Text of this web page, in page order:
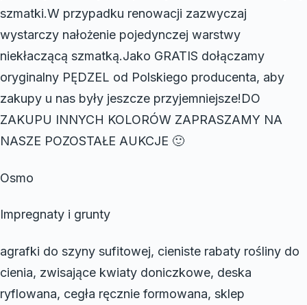
szmatki.W przypadku renowacji zazwyczaj
wystarczy nałożenie pojedynczej warstwy
niekłaczącą szmatką.Jako GRATIS dołączamy
oryginalny PĘDZEL od Polskiego producenta, aby
zakupy u nas były jeszcze przyjemniejsze!DO
ZAKUPU INNYCH KOLORÓW ZAPRASZAMY NA
NASZE POZOSTAŁE AUKCJE 🙂
Osmo
Impregnaty i grunty
agrafki do szyny sufitowej, cieniste rabaty rośliny do
cienia, zwisające kwiaty doniczkowe, deska
ryflowana, cegła ręcznie formowana, sklep